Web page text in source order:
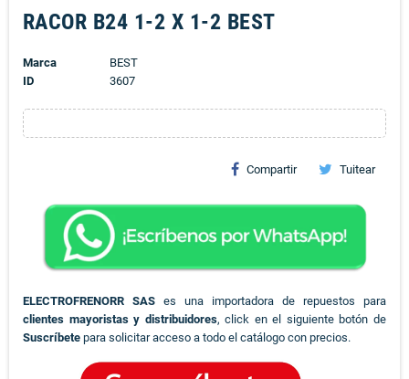
RACOR B24 1-2 X 1-2 BEST
Marca
BEST
ID
3607
Compartir Tuitear
ELECTROFRENORR SAS es una importadora de repuestos para
clientes mayoristas y distribuidores, click en el siguiente botón de
Suscríbete para solicitar acceso a todo el catálogo con precios.